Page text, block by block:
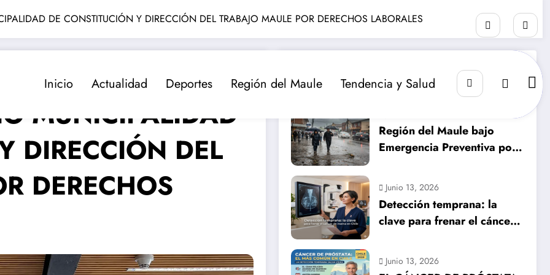
Inicio Actualidad Deportes Región del Maule Tendencia y Salud
DE CONSTITUCIÓN Y DIRECCIÓN DEL TRABAJO MAULE POR DERECHOS LABORALES
MUNICIPALIDAD
DIRECCIÓN DEL
DERECHOS
RECIENTE POPULAR COMENTARIO
Región del Maule bajo
Emergencia Preventiva por
histórico
Junio 13, 2026
Detección temprana: la
clave para frenar el cáncer
Junio 13, 2026